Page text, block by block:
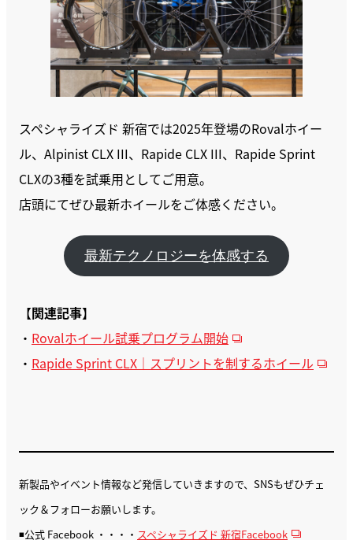
スペシャライズド 新宿では2025年登場のRovalホイー
ル、Alpinist CLX III、Rapide CLX III、Rapide Sprint
CLXの3種を試乗用としてご用意。
店頭にてぜひ最新ホイールをご体感ください。
最新テクノロジーを体感する
【関連記事】
・ Rovalホイール試乗プログラム開始
・ Rapide Sprint CLX｜スプリントを制するホイール
新製品やイベント情報など発信していきますので、SNSもぜひチェ
ック＆フォローお願いします。
◾️公式 Facebook ・・・・ スペシャライズド 新宿Facebook